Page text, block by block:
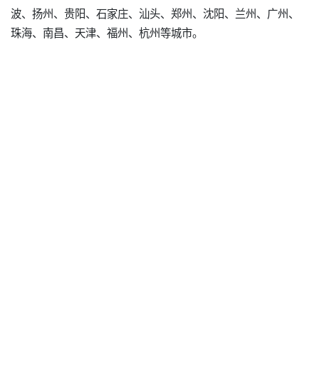
波、扬州、贵阳、石家庄、汕头、郑州、沈阳、兰州、广州、
珠海、南昌、天津、福州、杭州等城市。